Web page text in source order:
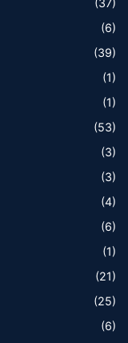
(37)
(6)
(39)
(1)
(1)
(53)
(3)
(3)
(4)
(6)
(1)
(21)
(25)
(6)